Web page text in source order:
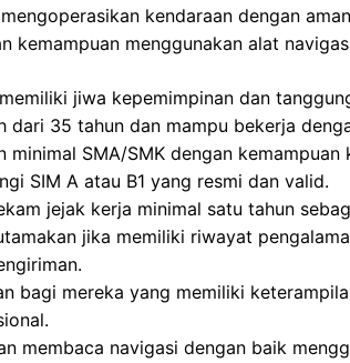
kendaraan dengan
kemampuan menggunakan alat
jiwa kepemimpinan dan
dari 35 tahun dan mampu bekerja
minimal SMA/SMK dengan kemampuan
SIM A atau B1 yang resmi dan valid.
jejak kerja minimal satu tahun
jika memiliki riwayat
bagi mereka yang memiliki
membaca navigasi dengan baik